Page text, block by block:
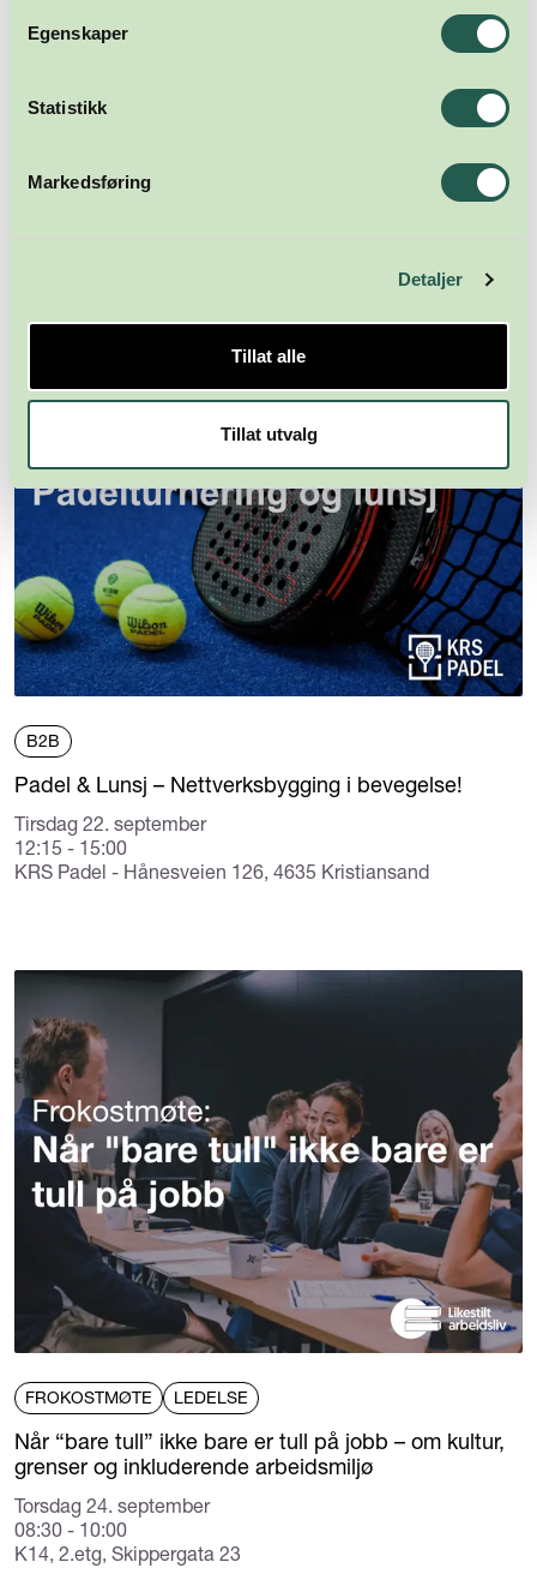
Egenskaper
Statistikk
Markedsføring
Detaljer
Tillat alle
Tillat utvalg
08:00 - 17:00
B2B
Padel & Lunsj – Nettverksbygging i bevegelse!
Tirsdag 22. september
12:15 - 15:00
KRS Padel - Hånesveien 126, 4635 Kristiansand
FROKOSTMØTE LEDELSE
Når “bare tull” ikke bare er tull på jobb – om kultur,
grenser og inkluderende arbeidsmiljø
Torsdag 24. september
08:30 - 10:00
K14, 2.etg, Skippergata 23